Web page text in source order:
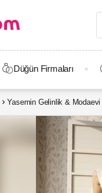
Düğün Firmaları
Yasemin Gelinlik & Modaevi